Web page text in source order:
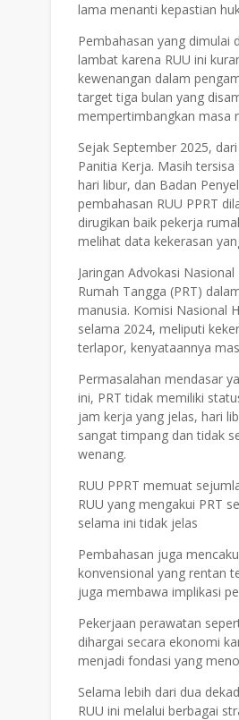
lama menanti kepastian
Pembahasan yang dimulai
lambat karena RUU ini
kewenangan dalam
target tiga bulan yang
mempertimbangkan masa
Sejak September 2025,
Panitia Kerja. Masih
hari libur, dan Badan
pembahasan RUU PPRT
dirugikan baik pekerja
melihat data kekerasan
Jaringan Advokasi
Rumah Tangga (PRT)
manusia. Komisi Nasional
selama 2024, meliputi
terlapor, kenyataannya
Permasalahan mendasar
ini, PRT tidak memiliki
jam kerja yang jelas, hari
sangat timpang dan tidak
wenang.
RUU PPRT memuat
RUU yang mengakui PRT
selama ini tidak jelas
Pembahasan juga
konvensional yang rentan
juga membawa implikasi
Pekerjaan perawatan
dihargai secara ekonomi
menjadi fondasi yang
Selama lebih dari dua
RUU ini melalui berbagai